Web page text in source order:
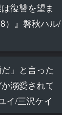
復讐を望ま
）』磐秋ハル/
」と言った
溺愛されて
イ/三沢ケイ